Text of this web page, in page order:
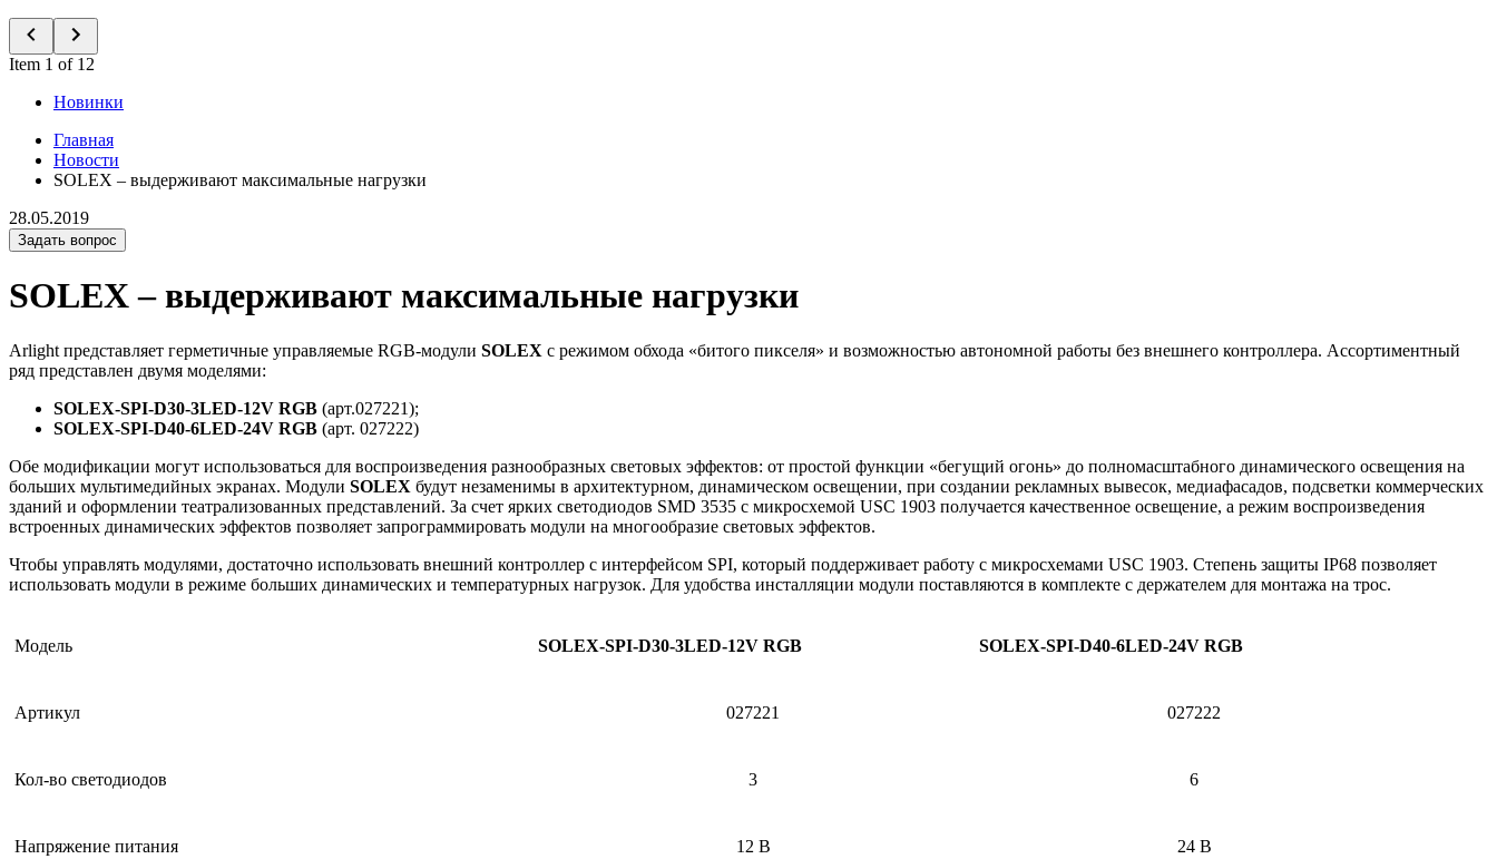
Item 1 of 12
Новинки
Главная
Новости
SOLEX – выдерживают максимальные нагрузки
28.05.2019
Задать вопрос
SOLEX – выдерживают максимальные нагрузки
Arlight представляет герметичные управляемые RGB-модули SOLEX с режимом обхода «битого пикселя» и возможностью автономной работы без внешнего контроллера. Ассортиментный
ряд представлен двумя моделями:
SOLEX-SPI-D30-3LED-12V RGB (арт.027221);
SOLEX-SPI-D40-6LED-24V RGB (арт. 027222)
Обе модификации могут использоваться для воспроизведения разнообразных световых эффектов: от простой функции «бегущий огонь» до полномасштабного динамического освещения на
больших мультимедийных экранах. Модули SOLEX будут незаменимы в архитектурном, динамическом освещении, при создании рекламных вывесок, медиафасадов, подсветки коммерческих
зданий и оформлении театрализованных представлений. За счет ярких светодиодов SMD 3535 с микросхемой USC 1903 получается качественное освещение, а режим воспроизведения
встроенных динамических эффектов позволяет запрограммировать модули на многообразие световых эффектов.
Чтобы управлять модулями, достаточно использовать внешний контроллер с интерфейсом SPI, который поддерживает работу с микросхемами USC 1903. Степень защиты IP68 позволяет
использовать модули в режиме больших динамических и температурных нагрузок. Для удобства инсталляции модули поставляются в комплекте с держателем для монтажа на трос.
Модель SOLEX-SPI-D30-3LED-12V RGB SOLEX-SPI-D40-6LED-24V RGB
Артикул 027221 027222
Кол-во светодиодов 3 6
Напряжение питания 12 В 24 В